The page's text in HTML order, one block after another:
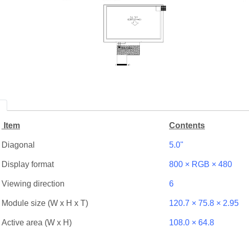
Item Contents
Diagonal 5.0"
Display format 800 × RGB × 480
Viewing direction 6
Module size (W x H x T) 120.7 × 75.8 × 2.95
Active area (W x H) 108.0 × 64.8